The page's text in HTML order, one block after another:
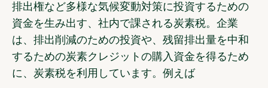
排出権など多様な気候変動対策に投資するための
資金を生み出す、社内で課される炭素税。企業
は、排出削減のための投資や、残留排出量を中和
するための炭素クレジットの購入資金を得るため
に、炭素税を利用しています。例えば